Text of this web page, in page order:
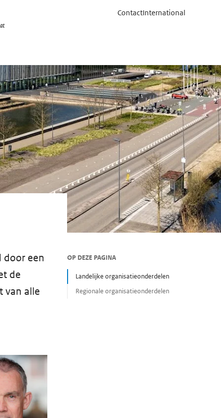
ContactInternational
door een
de
van alle
OP DEZE PAGINA
Landelijke organisatieonderdelen
Regionale organisatieonderdelen